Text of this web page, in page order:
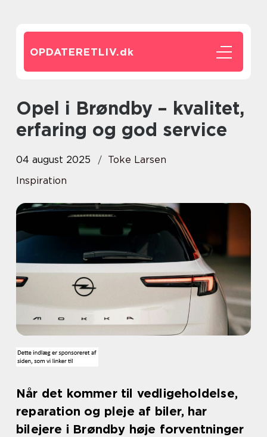
OPDATERETLIV.dk
Opel i Brøndby – kvalitet,
erfaring og god service
04 august 2025
Toke Larsen
Inspiration
Når det kommer til vedligeholdelse,
reparation og pleje af biler, har
bilejere i Brøndby høje forventninger